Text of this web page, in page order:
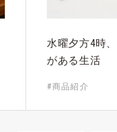
水曜夕方4時
がある生活
#商品紹介